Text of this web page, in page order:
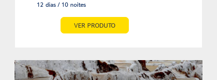
12 dias / 10 noites
VER PRODUTO